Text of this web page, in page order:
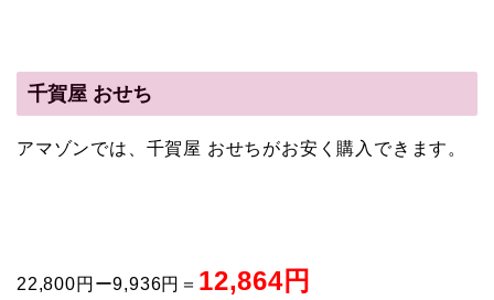
千賀屋 おせち
アマゾンでは、千賀屋 おせちがお安く購入できます。
22,800円ー9,936円＝ 12,864円